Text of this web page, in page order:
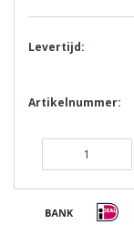
Levertijd:
Artikelnummer: